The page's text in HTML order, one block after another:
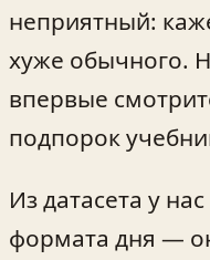
неприятный:
хуже обычного.
впервые
подпорок
Из датасета у
формата дня —